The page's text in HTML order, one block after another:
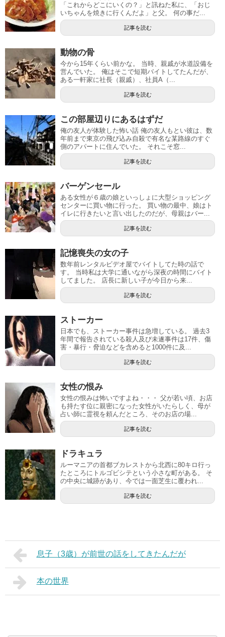
「これからどこにいくの？」と訊ねた私に、「おじ
いちゃんを焼きに行くんだよ」と父。 何の事だ...
記事を読む
動物の骨
今から15年くらい前かな。 当時、親戚が水道設備を
営んでいた。 俺はそこで短期バイトしてたんだが、
ある一軒家に社長（親戚）、社員A（...
記事を読む
この部屋辺りにあるはずだ
俺の友人が体験した怖い話 俺の友人もとい彼は、数
年前まで東京の飛び込み自殺で有名な某路線のすぐ
側のアパートに住んでいた。 それこそ窓...
記事を読む
バーゲンセール
ある女性が６歳の娘といっしょに大型ショッピング
センターに買い物に行った。 買い物の最中、娘はト
イレに行きたいと言い出したのだが、母親はバー...
記事を読む
記憶喪失の女の子
数年前レンタルビデオ屋でバイトしてた時の話で
す。 当時私は大学に通いながら深夜の時間にバイト
してました。 店長に新しい子が今日から来...
記事を読む
ストーカー
日本でも、ストーカー事件は急増している。 過去3
年間で報告されている殺人及び未遂事件は17件、傷
害・暴行・脅迫などを含めると1000件に及...
記事を読む
女性の恨み
女性の恨みは怖いですよね・・・ 父が若い頃、お店
も持たす位に親密になった女性がいたらしく、母が
占い師に霊視を頼んだところ、そのお店の場...
記事を読む
ドラキュラ
ルーマニアの首都ブカレストから北西に80キロ行っ
たところにトルゴビシテという小さな町がある。 そ
の中央に城跡があり、今では一面芝生に覆われ...
記事を読む
息子（3歳）が前世の話をしてきたんだが
本の世界